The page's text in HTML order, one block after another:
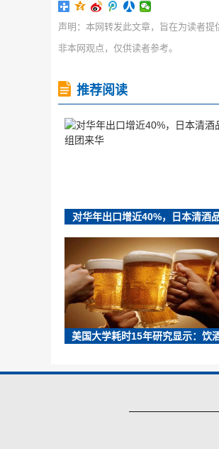
声明：本网转发此文章，旨在为读者
非本网观点，仅供读者参考。
推荐阅读
对华年出口增近40%，日本清酒
美国大学耗时15年研究显示：饮